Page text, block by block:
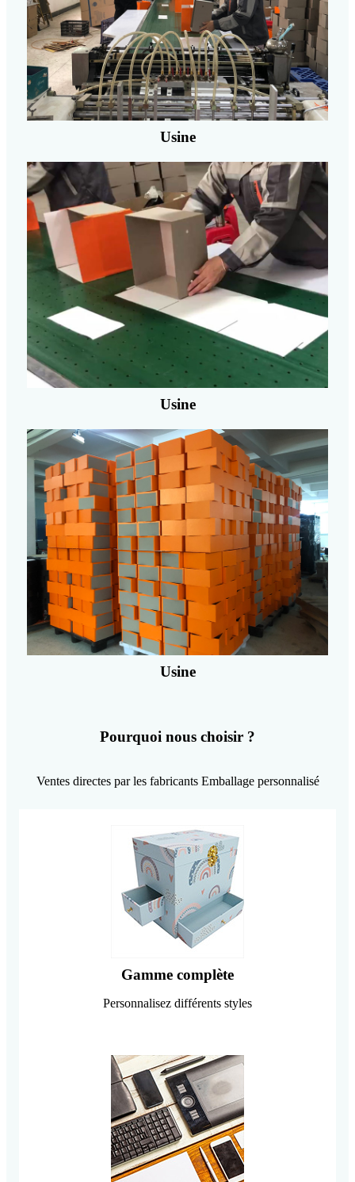
Usine
Usine
Usine
Pourquoi nous choisir ?
Ventes directes par les fabricants Emballage personnalisé
Gamme complète
Personnalisez différents styles